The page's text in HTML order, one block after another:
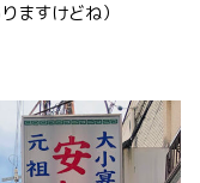
ますけどね）